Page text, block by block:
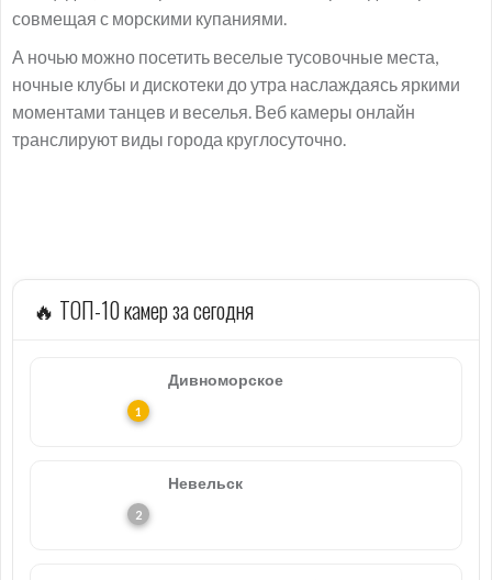
совмещая с морскими купаниями.
А ночью можно посетить веселые тусовочные места,
ночные клубы и дискотеки до утра наслаждаясь яркими
моментами танцев и веселья. Веб камеры онлайн
транслируют виды города круглосуточно.
🔥 ТОП-10 камер за сегодня
Дивноморское
Невельск